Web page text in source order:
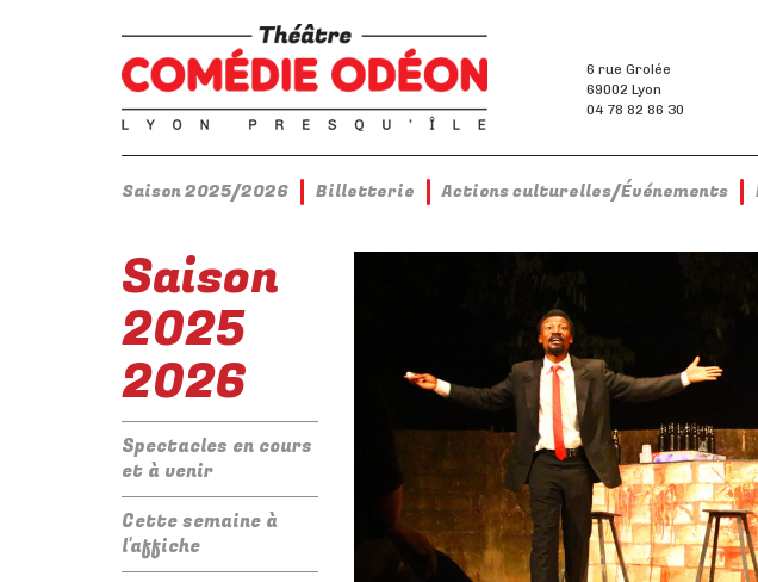
6 rue Grolée
69002 Lyon
04 78 82 86 30
Saison 2025/2026 Billetterie Actions culturelles/Événements
Saison
2025
2026
Spectacles en cours
et à venir
Cette semaine à
l'affiche